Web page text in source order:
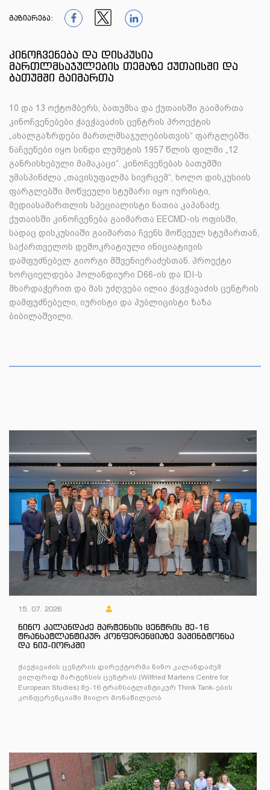
გაზიარება:
კინოჩვენება და დისკუსია
მართლმსაჯულების თემაზე ქუთაისში და
ბათუმში გაიმართა
10 და 13 ოქტომბერს, ბათუმსა და ქუთაისში გაიმართა
კინოჩვენებები ჭავჭავაძის ცენტრის პროექტის
„ახალგაზრდები მართლმსაჯულებისთვის“ ფარგლებში.
ნაჩვენები იყო სინდი ლუმეტის 1957 წლის ფილმი „12
განრისხებული მამაკაცი“. კინოჩვენებას ბათუმში
უმასპინძლა „თავისუფალმა სივრცემ“, ხოლო დისკუსიის
ფარგლებში მოწვეული სტუმარი იყო იურისტი,
მედიასამართლის სპეციალისტი ნათია კაპანაძე.
ქუთაისში კინოჩვენება გაიმართა EECMD-ის ოფისში,
სადაც დისკუსიაში გაიმართა ჩვენს მოწვეულ სტუმართან,
საქართველოს დემოკრატიული ინიციატივის
დამფუძნებელ გიორგი მშვენიერაძესთან. პროექტი
ხორციელდება ჰოლანდიური D66-ის და IDI-ს
მხარდაჭერით და მას უძღვება ილია ჭავჭავაძის ცენტრის
დამფუძნებელი, იურისტი და პუბლიცისტი ზაზა
ბიბილაშვილი.
15. 07. 2026
ნინო კალანდაძე მარტენსის ცენტრის მე-16
ტრანსატლანტიკურ კონფერენციაზე ვაშინგტონსა
და ნიუ-იორკში
ჭავჭავაძის ცენტრის დირექტორმა ნინო კალანდაძემ
ვილფრიდ მარტენსის ცენტრის (Wilfried Martens Centre for
European Studies) მე-16 ტრანსატლანტიკურ Think Tank-ების
კონფერენციაში მიიღო მონაწილეობ